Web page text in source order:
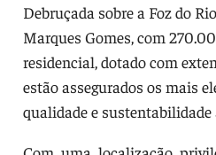
Debruçada sobre a Foz do
Marques Gomes, com
residencial, dotado com
estão assegurados os mais
qualidade e